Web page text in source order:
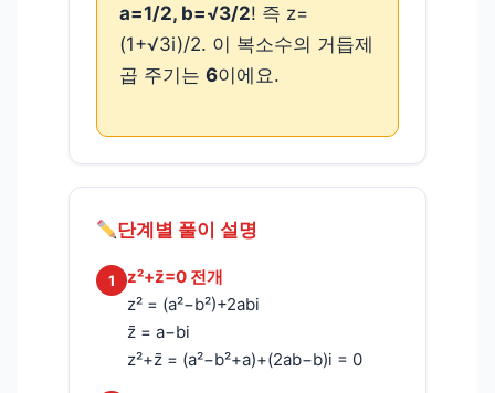
a=1/2, b=√3/2! 즉 z=
(1+√3i)/2. 이 복소수의 거듭제
곱 주기는 6이에요.
단계별 풀이 설명
1
z²+z̄=0 전개
z² = (a²−b²)+2abi
z̄ = a−bi
z²+z̄ = (a²−b²+a)+(2ab−b)i = 0